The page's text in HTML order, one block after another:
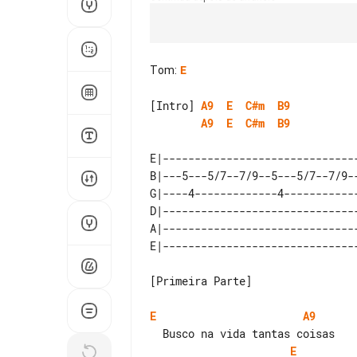
Tom: E
[Intro] A9 E C#m
B9
A9
E C#m B9
B|---5---5/7--7/9--5---5/7--7/
G|----4-------------
[Primeira Parte]
E
A9
E